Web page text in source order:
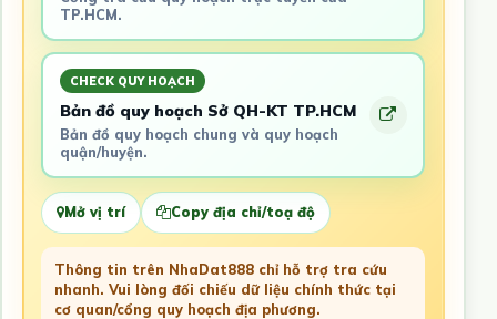
TP.HCM.
CHECK QUY HOẠCH
Bản đồ quy hoạch Sở QH-KT TP.HCM
Bản đồ quy hoạch chung và quy hoạch
quận/huyện.
Mở vị trí Copy địa chỉ/toạ độ
Thông tin trên NhaDat888 chỉ hỗ trợ tra cứu
nhanh. Vui lòng đối chiếu dữ liệu chính thức tại
cơ quan/cổng quy hoạch địa phương.